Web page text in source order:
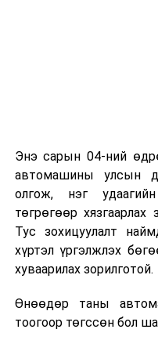
Энэ сарын 04-ний
автомашины улсын
олгож, нэг
төгрөгөөр
Тус зохицуулалт
хүртэл үргэлжлэх
хуваарилах зорилготой.
Өнөөдөр таны
тоогоор төгссөн бол